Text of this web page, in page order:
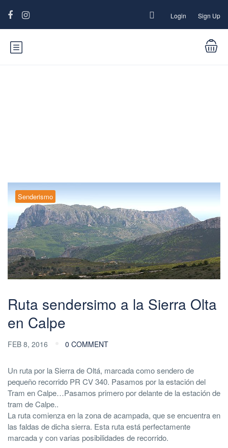
Login Sign Up
Senderismo
Ruta sendersimo a la Sierra Olta
en Calpe
FEB 8, 2016 0 COMMENT
Un ruta por la Sierra de Oltá, marcada como sendero de
pequeño recorrido PR CV 340. Pasamos por la estación del
Tram en Calpe…Pasamos primero por delante de la estación de
tram de Calpe..
La ruta comienza en la zona de acampada, que se encuentra en
las faldas de dicha sierra. Esta ruta está perfectamente
marcada y con varias posibilidades de recorrido.